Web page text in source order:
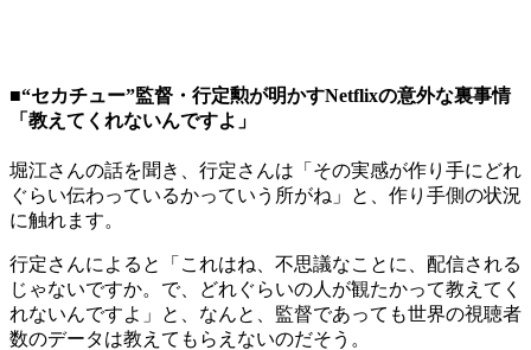
■“セカチュー”監督・行定勲が明かすNetflixの意外な裏事情
「教えてくれないんですよ」
堀江さんの話を聞き、行定さんは「その実感が作り手にどれ
ぐらい伝わっているかっていう所がね」と、作り手側の状況
に触れます。
行定さんによると「これはね、不思議なことに、配信される
じゃないですか。で、どれぐらいの人が観たかって教えてく
れないんですよ」と、なんと、監督であっても世界の視聴者
数のデータは教えてもらえないのだそう。